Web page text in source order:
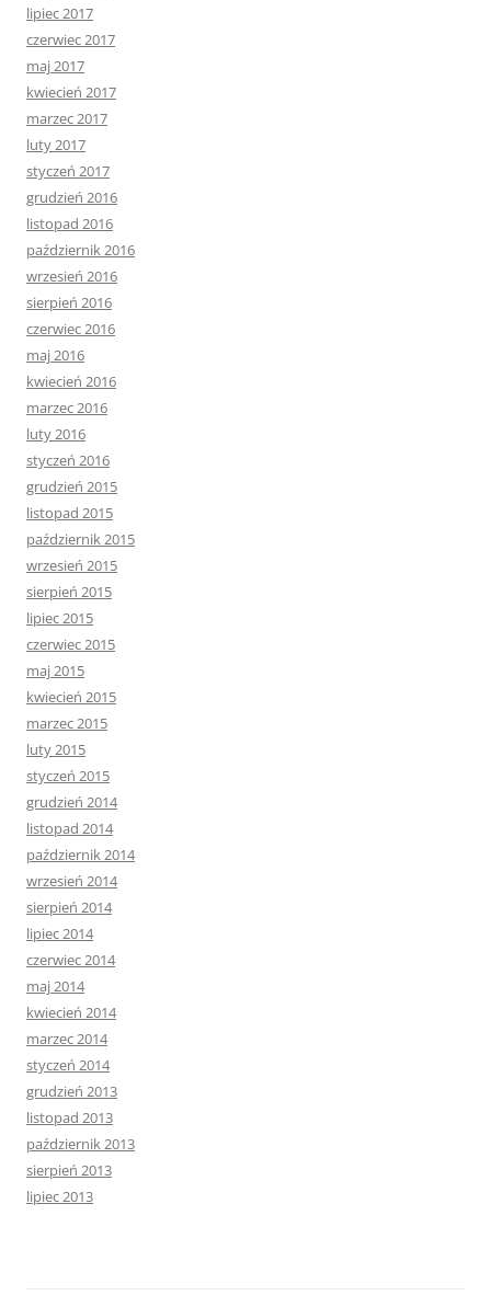
lipiec 2017
czerwiec 2017
maj 2017
kwiecień 2017
marzec 2017
luty 2017
styczeń 2017
grudzień 2016
listopad 2016
październik 2016
wrzesień 2016
sierpień 2016
czerwiec 2016
maj 2016
kwiecień 2016
marzec 2016
luty 2016
styczeń 2016
grudzień 2015
listopad 2015
październik 2015
wrzesień 2015
sierpień 2015
lipiec 2015
czerwiec 2015
maj 2015
kwiecień 2015
marzec 2015
luty 2015
styczeń 2015
grudzień 2014
listopad 2014
październik 2014
wrzesień 2014
sierpień 2014
lipiec 2014
czerwiec 2014
maj 2014
kwiecień 2014
marzec 2014
styczeń 2014
grudzień 2013
listopad 2013
październik 2013
sierpień 2013
lipiec 2013